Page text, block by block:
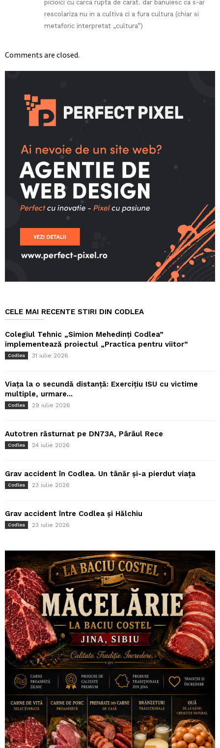
picioici cu carca rupta de carat. dar banuiesc ca s-ar
rescolariza nu in a cultiva ci a fura cultura (chiar si
metaforic interpretat „cultura”)
Comments are closed.
CELE MAI RECENTE STIRI DIN CODLEA
Colegiul Tehnic „Simion Mehedinți Codlea”
implementează proiectul „Practica pentru viitor”
Codlea 31 iulie 2026
Viața la o secundă distanță: Exercițiu ISU cu victime
multiple, urmare...
Codlea 29 iulie 2026
Autotren răsturnat pe DN73A, Pârâul Rece
Codlea 24 iulie 2026
Grav accident în Codlea. Un tânăr și-a pierdut viața
Codlea 23 iulie 2026
Grav accident între Codlea și Hălchiu
Codlea 23 iulie 2026